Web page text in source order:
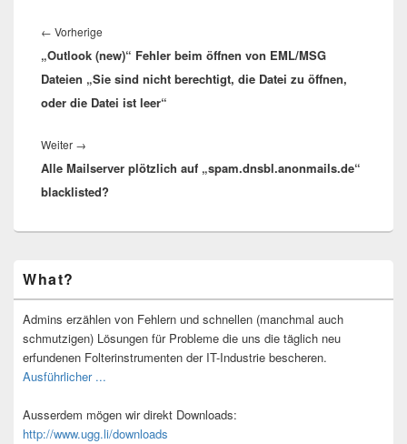
← Vorherige
Beitrag:
„Outlook (new)“ Fehler beim öffnen von EML/MSG
Dateien „Sie sind nicht berechtigt, die Datei zu öffnen,
oder die Datei ist leer“
Weiter →
Beitrag:
Alle Mailserver plötzlich auf „spam.dnsbl.anonmails.de“
blacklisted?
Seitenleisten-
Widgetbereich
What?
Admins erzählen von Fehlern und schnellen (manchmal auch
schmutzigen) Lösungen für Probleme die uns die täglich neu
erfundenen Folterinstrumenten der IT-Industrie bescheren.
Ausführlicher ...
Ausserdem mögen wir direkt Downloads:
http://www.ugg.li/downloads